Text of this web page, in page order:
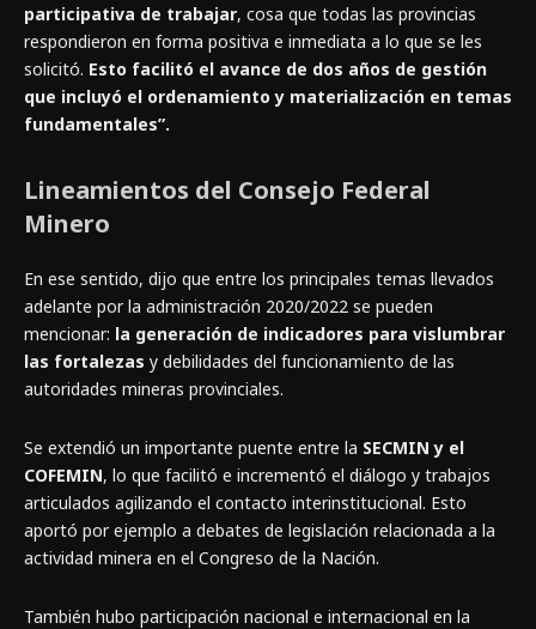
participativa de trabajar, cosa que todas las provincias
respondieron en forma positiva e inmediata a lo que se les
solicitó. Esto facilitó el avance de dos años de gestión
que incluyó el ordenamiento y materialización en temas
fundamentales”.
Lineamientos del Consejo Federal
Minero
En ese sentido, dijo que entre los principales temas llevados
adelante por la administración 2020/2022 se pueden
mencionar: la generación de indicadores para vislumbrar
las fortalezas y debilidades del funcionamiento de las
autoridades mineras provinciales.
Se extendió un importante puente entre la SECMIN y el
COFEMIN, lo que facilitó e incrementó el diálogo y trabajos
articulados agilizando el contacto interinstitucional. Esto
aportó por ejemplo a debates de legislación relacionada a la
actividad minera en el Congreso de la Nación.
También hubo participación nacional e internacional en la